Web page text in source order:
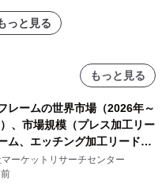
っと見る
もっと見る
レームの世界市場（2026年～
、市場規模（プレス加工リー
ム、エッチング加工リードフ
・分析レポートを発表
ーケットリサーチセンター